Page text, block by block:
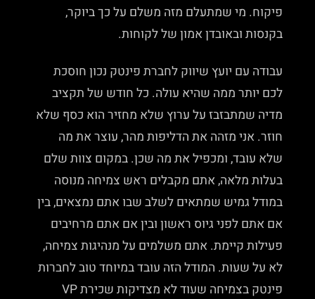
פיקוח. מי שמתעלם מזה משלם על כך ביוקר,
בקנסות ובאובדן אמון של לקוחות.
עבודה עם יועץ שיווק לחברת פינטק נכון חוסכת
לכם יותר ממה שהיא עולה. כל חודש של תקציב
מדיה שמתבזבז על ערוץ שלא מחזיר הוא כסף שלא
חוזר. אני מזהה את הדליפות מהר, עוצר את מה
שלא עובד, ומכפיל את מה שכן. במקום צוות שלם
בעלות מלאה, אתם מקבלים ראש צמיחה מנוסה
במודל גמיש שמתאים לשלב שבו אתם נמצאים, בין
אם אתם לפני גיוס ראשון ובין אם אתם מרחיבים
פעילות קיימת. אתם משלמים על מנהיגות צמיחה,
לא על שעות. המודל הזה עובד במיוחד טוב לחברות
פינטק בצמיחה שעוד לא מצדיקות שכירת VP